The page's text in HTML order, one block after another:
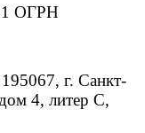
ОГРН
г. Санкт-
4, литер С,